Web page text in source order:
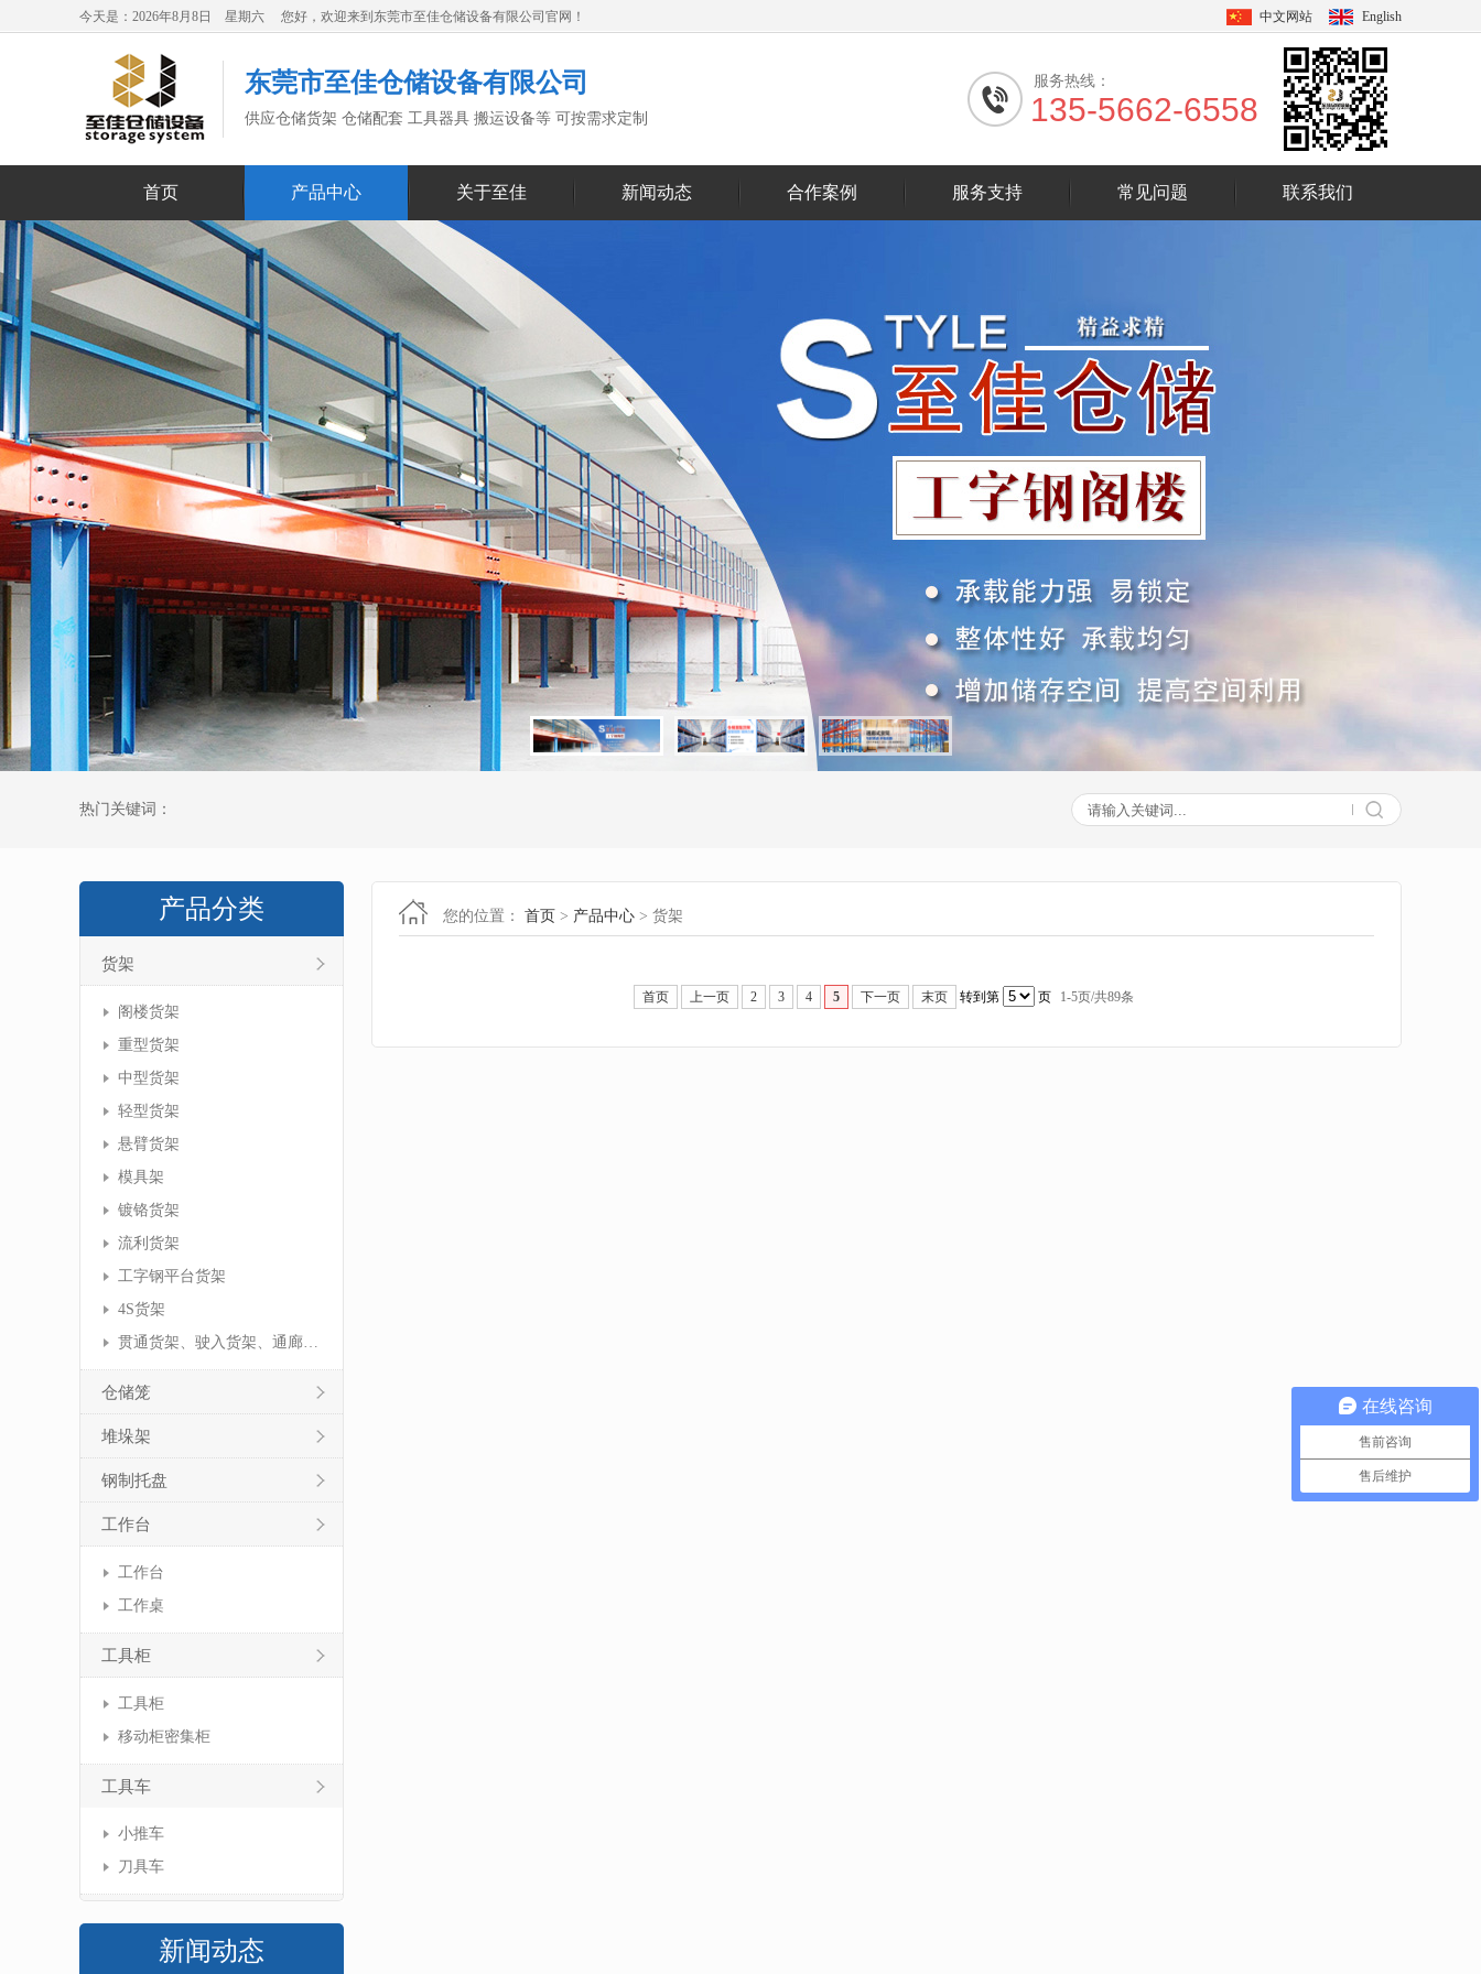
今天是：2026年8月8日 星期六 您好，欢迎来到东莞市至佳仓储设备有限公司官网！ 中文网站 English
东莞市至佳仓储设备有限公司
供应仓储货架 仓储配套 工具器具 搬运设备等 可按需求定制
服务热线：
135-5662-6558
首页 产品中心 关于至佳 新闻动态 合作案例 服务支持 常见问题 联系我们
热门关键词：
产品分类
货架
阁楼货架
重型货架
中型货架
轻型货架
悬臂货架
模具架
镀铬货架
流利货架
工字钢平台货架
4S货架
贯通货架、驶入货架、通廊货架
仓储笼
堆垛架
钢制托盘
工作台
工作台
工作桌
工具柜
工具柜
移动柜密集柜
工具车
小推车
刀具车
新闻动态
您的位置： 首页 > 产品中心 > 货架
首页 上一页 2 3 4 5 下一页 末页 转到第 页 1-5页/共89条
在线咨询
售前咨询
售后维护